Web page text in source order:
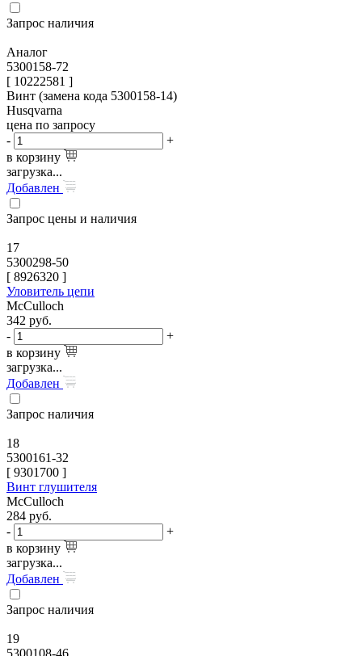
Запрос наличия
Аналог
5300158-72
[ 10222581 ]
Винт (замена кода 5300158-14)
Husqvarna
цена по запросу
-
+
в корзину
загрузка...
Добавлен
Запрос цены и наличия
17
5300298-50
[ 8926320 ]
Уловитель цепи
McCulloch
342 руб.
-
+
в корзину
загрузка...
Добавлен
Запрос наличия
18
5300161-32
[ 9301700 ]
Винт глушителя
McCulloch
284 руб.
-
+
в корзину
загрузка...
Добавлен
Запрос наличия
19
5300108-46